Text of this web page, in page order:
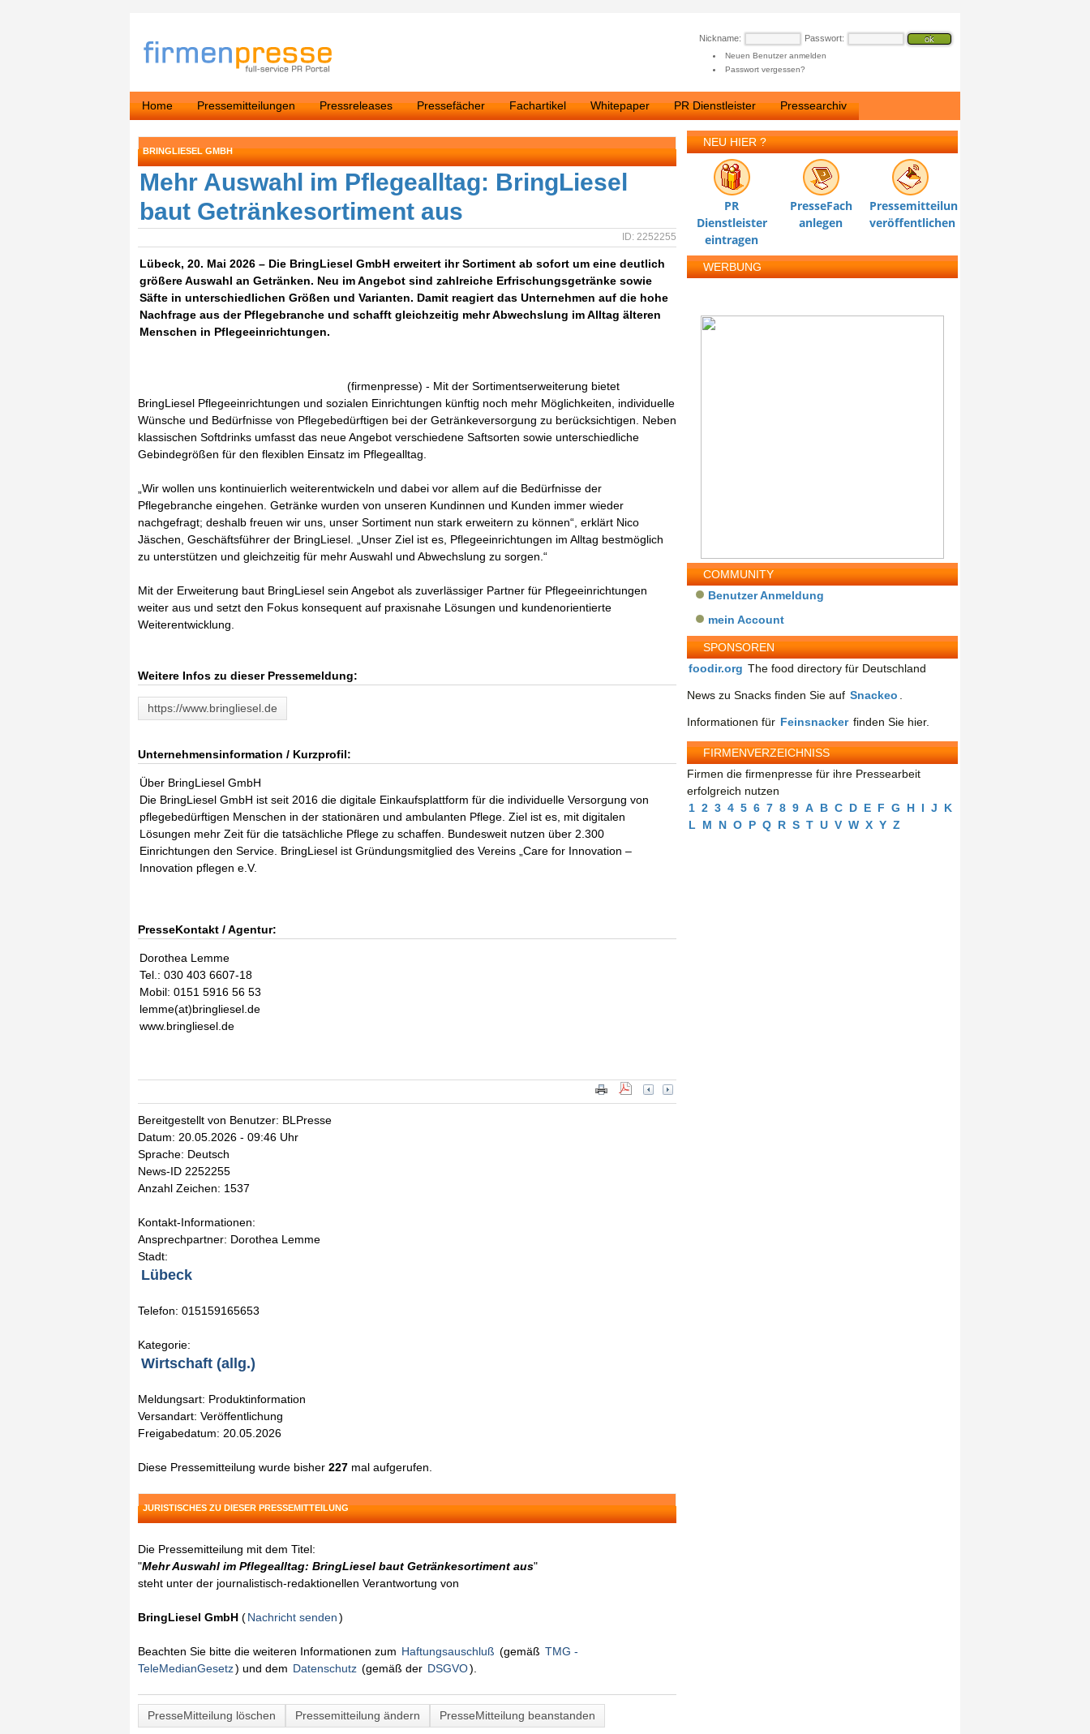
Nickname: Passwort:
Neuen Benutzer anmelden
Passwort vergessen?
Home Pressemitteilungen Pressreleases Pressefächer Fachartikel Whitepaper PR Dienstleister Pressearchiv
BRINGLIESEL GMBH
Mehr Auswahl im Pflegealltag: BringLiesel
baut Getränkesortiment aus
ID: 2252255
Lübeck, 20. Mai 2026 – Die BringLiesel GmbH erweitert ihr Sortiment ab sofort um eine deutlich
größere Auswahl an Getränken. Neu im Angebot sind zahlreiche Erfrischungsgetränke sowie
Säfte in unterschiedlichen Größen und Varianten. Damit reagiert das Unternehmen auf die hohe
Nachfrage aus der Pflegebranche und schafft gleichzeitig mehr Abwechslung im Alltag älteren
Menschen in Pflegeeinrichtungen.
(firmenpresse) - Mit der Sortimentserweiterung bietet
BringLiesel Pflegeeinrichtungen und sozialen Einrichtungen künftig noch mehr Möglichkeiten, individuelle
Wünsche und Bedürfnisse von Pflegebedürftigen bei der Getränkeversorgung zu berücksichtigen. Neben
klassischen Softdrinks umfasst das neue Angebot verschiedene Saftsorten sowie unterschiedliche
Gebindegrößen für den flexiblen Einsatz im Pflegealltag.
„Wir wollen uns kontinuierlich weiterentwickeln und dabei vor allem auf die Bedürfnisse der
Pflegebranche eingehen. Getränke wurden von unseren Kundinnen und Kunden immer wieder
nachgefragt; deshalb freuen wir uns, unser Sortiment nun stark erweitern zu können“, erklärt Nico
Jäschen, Geschäftsführer der BringLiesel. „Unser Ziel ist es, Pflegeeinrichtungen im Alltag bestmöglich
zu unterstützen und gleichzeitig für mehr Auswahl und Abwechslung zu sorgen.“
Mit der Erweiterung baut BringLiesel sein Angebot als zuverlässiger Partner für Pflegeeinrichtungen
weiter aus und setzt den Fokus konsequent auf praxisnahe Lösungen und kundenorientierte
Weiterentwicklung.
Weitere Infos zu dieser Pressemeldung:
https://www.bringliesel.de
Unternehmensinformation / Kurzprofil:
Über BringLiesel GmbH
Die BringLiesel GmbH ist seit 2016 die digitale Einkaufsplattform für die individuelle Versorgung von
pflegebedürftigen Menschen in der stationären und ambulanten Pflege. Ziel ist es, mit digitalen
Lösungen mehr Zeit für die tatsächliche Pflege zu schaffen. Bundesweit nutzen über 2.300
Einrichtungen den Service. BringLiesel ist Gründungsmitglied des Vereins „Care for Innovation –
Innovation pflegen e.V.
PresseKontakt / Agentur:
Dorothea Lemme
Tel.: 030 403 6607-18
Mobil: 0151 5916 56 53
lemme(at)bringliesel.de
www.bringliesel.de
Bereitgestellt von Benutzer: BLPresse
Datum: 20.05.2026 - 09:46 Uhr
Sprache: Deutsch
News-ID 2252255
Anzahl Zeichen: 1537
Kontakt-Informationen:
Ansprechpartner: Dorothea Lemme
Stadt:
Lübeck
Telefon: 015159165653
Kategorie:
Wirtschaft (allg.)
Meldungsart: Produktinformation
Versandart: Veröffentlichung
Freigabedatum: 20.05.2026
Diese Pressemitteilung wurde bisher 227 mal aufgerufen.
JURISTISCHES ZU DIESER PRESSEMITTEILUNG
Die Pressemitteilung mit dem Titel:
"Mehr Auswahl im Pflegealltag: BringLiesel baut Getränkesortiment aus"
steht unter der journalistisch-redaktionellen Verantwortung von
BringLiesel GmbH (Nachricht senden)
Beachten Sie bitte die weiteren Informationen zum Haftungsauschluß (gemäß TMG -
TeleMedianGesetz) und dem Datenschutz (gemäß der DSGVO).
PresseMitteilung löschen Pressemitteilung ändern PresseMitteilung beanstanden
NEU HIER ?
PR
Dienstleister
eintragen
PresseFach
anlegen
Pressemitteilung
veröffentlichen
WERBUNG
COMMUNITY
Benutzer Anmeldung
mein Account
SPONSOREN
foodir.org The food directory für Deutschland
News zu Snacks finden Sie auf Snackeo
Informationen für Feinsnacker finden Sie hier.
FIRMENVERZEICHNISS
Firmen die firmenpresse für ihre Pressearbeit
erfolgreich nutzen
1 2 3 4 5 6 7 8 9 A B C D E F G H I J
K
L
M N O P Q R S T U V W X Y Z